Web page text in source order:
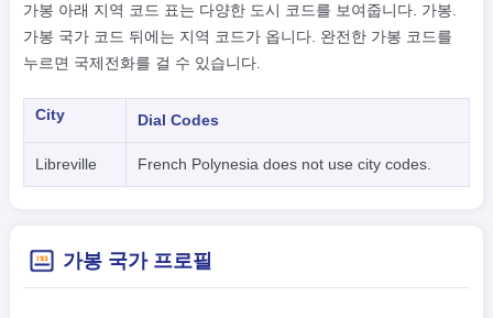
가봉 아래 지역 코드 표는 다양한 도시 코드를 보여줍니다. 가봉.
가봉 국가 코드 뒤에는 지역 코드가 옵니다. 완전한 가봉 코드를
누르면 국제전화를 걸 수 있습니다.
City Dial Codes
Libreville French Polynesia does not use city codes.
가봉 국가 프로필